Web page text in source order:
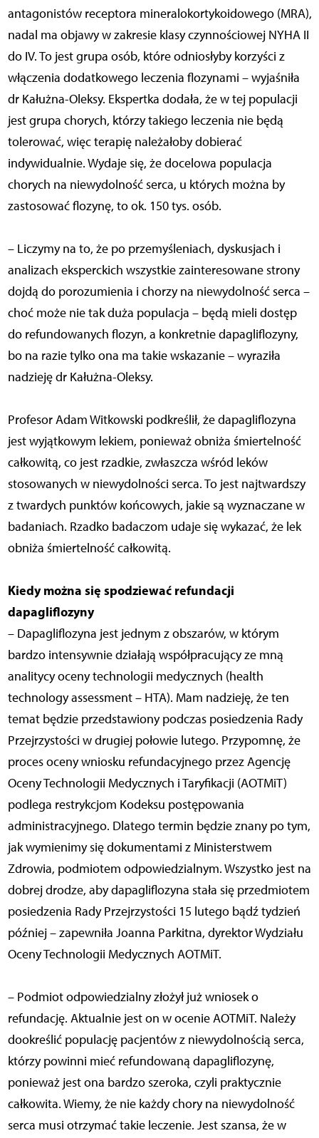
antagonistów receptora mineralokortykoidowego (MRA),
nadal ma objawy w zakresie klasy czynnościowej NYHA II
do IV. To jest grupa osób, które odniosłyby korzyści z
włączenia dodatkowego leczenia flozynami – wyjaśniła
dr Kałużna-Oleksy. Ekspertka dodała, że w tej populacji
jest grupa chorych, którzy takiego leczenia nie będą
tolerować, więc terapię należałoby dobierać
indywidualnie. Wydaje się, że docelowa populacja
chorych na niewydolność serca, u których można by
zastosować flozynę, to ok. 150 tys. osób.
– Liczymy na to, że po przemyśleniach, dyskusjach i
analizach eksperckich wszystkie zainteresowane strony
dojdą do porozumienia i chorzy na niewydolność serca –
choć może nie tak duża populacja – będą mieli dostęp
do refundowanych flozyn, a konkretnie dapagliflozyny,
bo na razie tylko ona ma takie wskazanie – wyraziła
nadzieję dr Kałużna-Oleksy.
Profesor Adam Witkowski podkreślił, że dapagliflozyna
jest wyjątkowym lekiem, ponieważ obniża śmiertelność
całkowitą, co jest rzadkie, zwłaszcza wśród leków
stosowanych w niewydolności serca. To jest najtwardszy
z twardych punktów końcowych, jakie są wyznaczane w
badaniach. Rzadko badaczom udaje się wykazać, że lek
obniża śmiertelność całkowitą.
Kiedy można się spodziewać refundacji
dapagliflozyny
– Dapagliflozyna jest jednym z obszarów, w którym
bardzo intensywnie działają współpracujący ze mną
analitycy oceny technologii medycznych (health
technology assessment – HTA). Mam nadzieję, że ten
temat będzie przedstawiony podczas posiedzenia Rady
Przejrzystości w drugiej połowie lutego. Przypomnę, że
proces oceny wniosku refundacyjnego przez Agencję
Oceny Technologii Medycznych i Taryfikacji (AOTMiT)
podlega restrykcjom Kodeksu postępowania
administracyjnego. Dlatego termin będzie znany po tym,
jak wymienimy się dokumentami z Ministerstwem
Zdrowia, podmiotem odpowiedzialnym. Wszystko jest na
dobrej drodze, aby dapagliflozyna stała się przedmiotem
posiedzenia Rady Przejrzystości 15 lutego bądź tydzień
później – zapewniła Joanna Parkitna, dyrektor Wydziału
Oceny Technologii Medycznych AOTMiT.
– Podmiot odpowiedzialny złożył już wniosek o
refundację. Aktualnie jest on w ocenie AOTMiT. Należy
dookreślić populację pacjentów z niewydolnością serca,
którzy powinni mieć refundowaną dapagliflozynę,
ponieważ jest ona bardzo szeroka, czyli praktycznie
całkowita. Wiemy, że nie każdy chory na niewydolność
serca musi otrzymać takie leczenie. Jest szansa, że w